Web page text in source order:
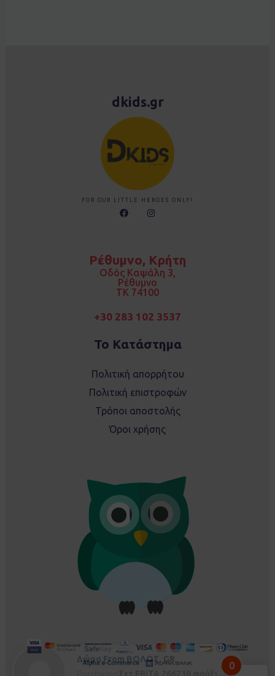
dkids.gr
FOR OUR LITTLE HEROES ONLY!
F
a
o
I
n
r
a
m
Ρέθυμνο, Κρήτη
Οδός Καψάλη 3,
Ρέθυμνο
TK 74100
+30 283 102 3537
Το Κατάστημα
Πολιτική απορρήτου
Πολιτική επιστροφών
Τρόποι αποστολής
Όροι χρήσης
Δώρα From ΒΟΛΟΣ, GR
Purchased
Σετ EBITA 266238 φούξια - 5 ετών 0